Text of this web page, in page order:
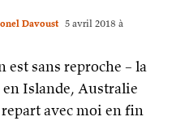
Davoust 5 avril 2018 à
sans reproche – la
Islande, Australie
repart avec moi en fin